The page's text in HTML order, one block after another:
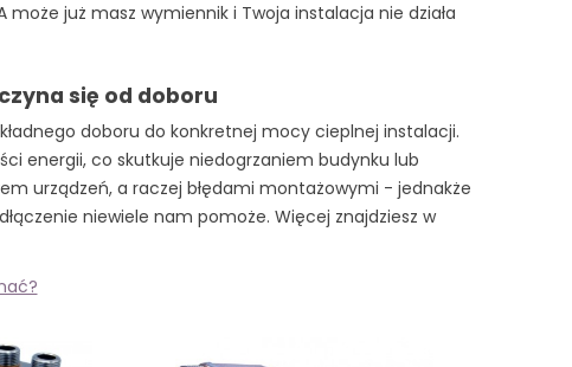
może już masz wymiennik i Twoja instalacja nie działa
się od doboru
doboru do konkretnej mocy cieplnej instalacji.
energii, co skutkuje niedogrzaniem budynku lub
urządzeń, a raczej błędami montażowymi - jednakże
niewiele nam pomoże. Więcej znajdziesz w